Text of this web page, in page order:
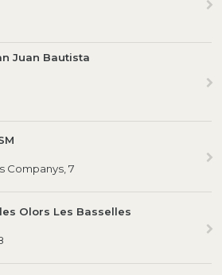
Juan Bautista
Companys, 7
Olors Les Basselles